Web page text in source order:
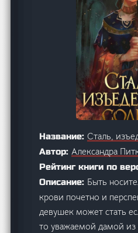
Название:Сталь,
Автор:Александра
Рейтинг книги по
Описание: Быть
крови почетно и
девушек может стать
то уважаемой дамой из